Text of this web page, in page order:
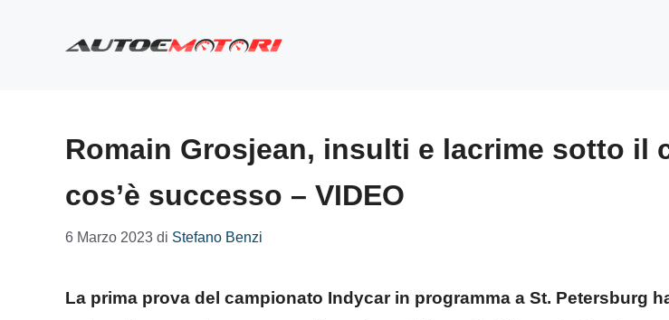
Romain Grosjean, insulti e lacrime sotto il
cos’è successo – VIDEO
6 Marzo 2023 di Stefano Benzi
La prima prova del campionato Indycar in programma a St. Petersburg